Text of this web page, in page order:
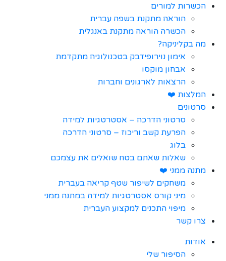
הכשרות למורים
הוראה מתקנת בשפה עברית
הכשרה הוראה מתקנת באנגלית
מה בקליניקה?
אימון נוירופידבק בטכנולוגיה מתקדמת
אבחון מוקסו
הרצאות לארגונים וחברות
המלצות ❤️
סרטונים
סרטוני הדרכה – אסטרטגיות למידה
הפרעת קשב וריכוז – סרטוני הדרכה
בלוג
שאלות שאתם בטח שואלים את עצמכם
מתנה ממני ❤️
משחקים לשיפור שטף קריאה בעברית
מיני קורס אסטרטגיות למידה במתנה ממני
מיפוי התכנים למקצוע העברית
צרו קשר
אודות
הסיפור שלי